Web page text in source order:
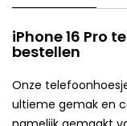
iPhone 16 Pro
bestellen
Onze
ultieme gemak en